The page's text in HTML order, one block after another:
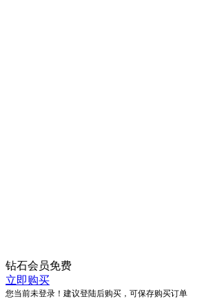
钻石会员免费
立即购买
您当前未登录！建议登陆后购买，可保存购买订单